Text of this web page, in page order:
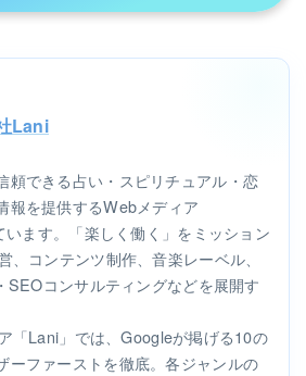
Lani
頼できる占い・スピリチュアル・恋
報を提供するWebメディア
います。「楽しく働く」をミッション
、コンテンツ制作、音楽レーベル、
SEOコンサルティングなどを展開す
「Lani」では、Googleが掲げる10の
ーファーストを徹底。各ジャンルの